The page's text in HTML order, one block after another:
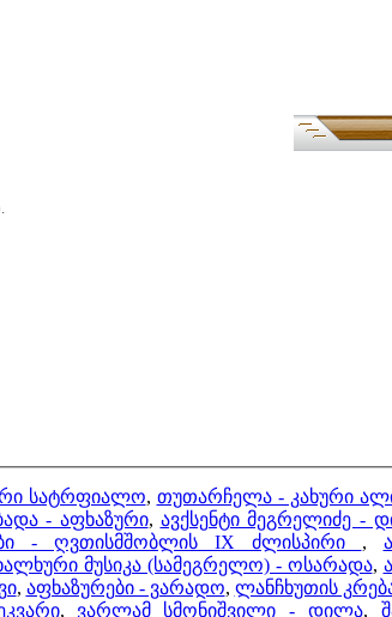
სატრფიალო, თუთარჩელა - კახური
- აფხაზური, ავქსენტი მეგრელიძე -
- ღვთისმშობლის IX ძლისპირი ,
მუსიკა (სამეგრელო) - ოსარადა,
, აფხაზურები - ვარადო, ლანჩხუთის
, ვარლამ სმონიშვილი - დილა,